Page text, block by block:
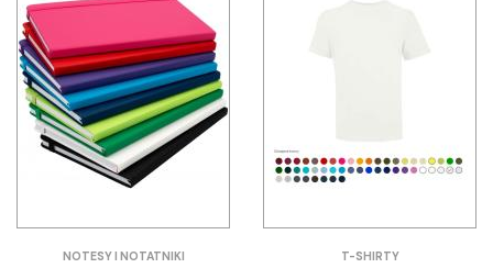
NOTESY I NOTATNIKI T-SHIRTY